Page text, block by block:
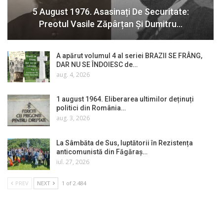
5 August 1976. Asasinați De Securitate:
Preotul Vasile Zăpârțan Și Dumitru…
A apărut volumul 4 al seriei BRAZII SE FRÂNG,
DAR NU SE ÎNDOIESC de…
aug. 4, 2026
1 august 1964. Eliberarea ultimilor deținuți
politici din România…
aug. 3, 2026
La Sâmbăta de Sus, luptătorii în Rezistența
anticomunistă din Făgăraș…
iul. 27, 2026
PREV NEXT 1 of 2.484